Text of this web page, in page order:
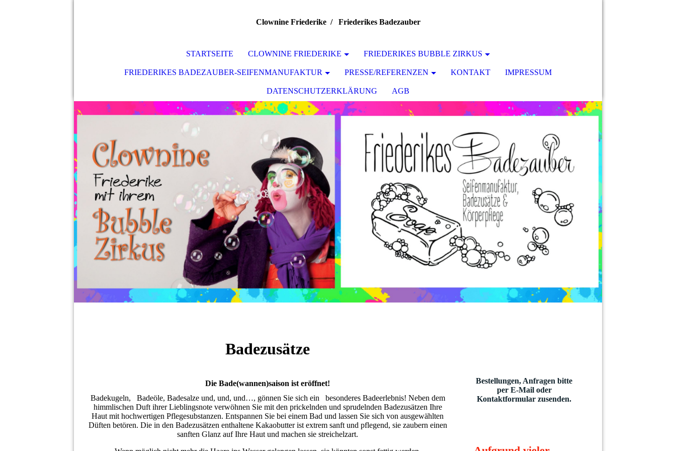
Clownine Friederike / Friederikes Badezauber
STARTSEITE CLOWNINE FRIEDERIKE FRIEDERIKES BUBBLE ZIRKUS
FRIEDERIKES BADEZAUBER-SEIFENMANUFAKTUR PRESSE/REFERENZEN KONTAKT IMPRESSUM
DATENSCHUTZERKLÄRUNG AGB
Badezusätze
Die Bade(wannen)saison ist eröffnet!
Badekugeln, Badeöle, Badesalze und, und, und…, gönnen Sie sich ein besonderes Badeerlebnis! Neben dem
himmlischen Duft ihrer Lieblingsnote verwöhnen Sie mit den prickelnden und sprudelnden Badezusätzen Ihre
Haut mit hochwertigen Pflegesubstanzen. Entspannen Sie bei einem Bad und lassen Sie sich von ausgewählten
Düften betören. Die in den Badezusätzen enthaltene Kakaobutter ist extrem sanft und pflegend, sie zaubern einen
sanften Glanz auf Ihre Haut und machen sie streichelzart.
Bestellungen, Anfragen bitte
per E-Mail oder
Kontaktformular zusenden.